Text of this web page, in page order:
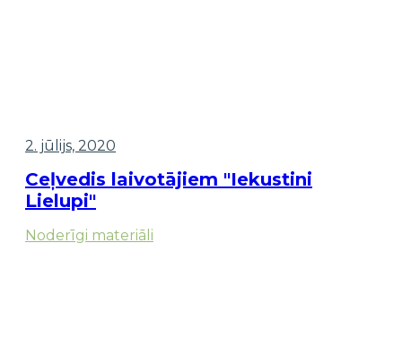
2. jūlijs, 2020
Ceļvedis laivotājiem "Iekustini
Lielupi"
Noderīgi materiāli